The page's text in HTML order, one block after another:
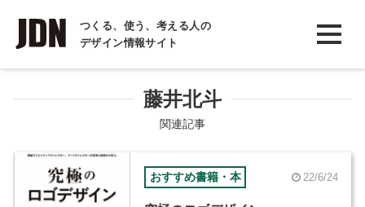
つくる、使う、考える人の
デザイン情報サイト
INTERVIEW
インタビュー
COLUMN
コラム
藤井北斗
関連記事
おすすめ書籍・本 22/6/24